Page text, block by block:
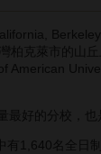
Berkeley
柏克萊市的山
American
好的分校，也
1,640名全日